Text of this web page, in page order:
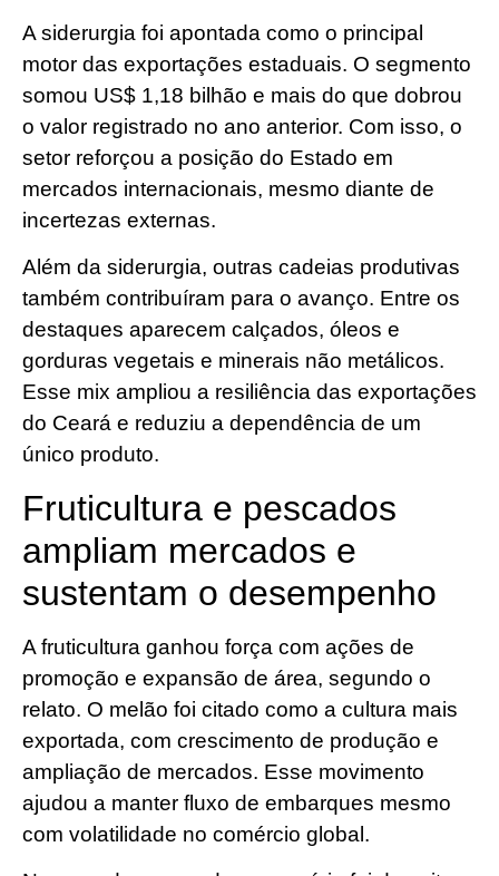
A siderurgia foi apontada como o principal
motor das exportações estaduais. O segmento
somou US$ 1,18 bilhão e mais do que dobrou
o valor registrado no ano anterior. Com isso, o
setor reforçou a posição do Estado em
mercados internacionais, mesmo diante de
incertezas externas.
Além da siderurgia, outras cadeias produtivas
também contribuíram para o avanço. Entre os
destaques aparecem calçados, óleos e
gorduras vegetais e minerais não metálicos.
Esse mix ampliou a resiliência das exportações
do Ceará e reduziu a dependência de um
único produto.
Fruticultura e pescados
ampliam mercados e
sustentam o desempenho
A fruticultura ganhou força com ações de
promoção e expansão de área, segundo o
relato. O melão foi citado como a cultura mais
exportada, com crescimento de produção e
ampliação de mercados. Esse movimento
ajudou a manter fluxo de embarques mesmo
com volatilidade no comércio global.